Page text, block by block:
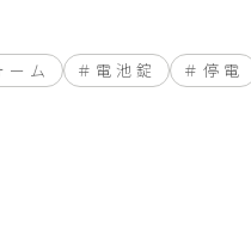
ーム 電池錠 停電